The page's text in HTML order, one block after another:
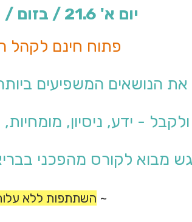
יום א' 21.6 / בזום / 20:30
פתוח חינם לקהל
את הנושאים המשפיעים
ולקבל - ידע, ניסיון,
מבוא לקורס מהפכני
~ השתתפות ללא